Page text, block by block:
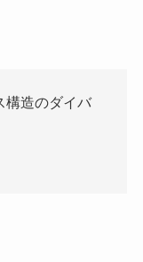
構造のダイバ